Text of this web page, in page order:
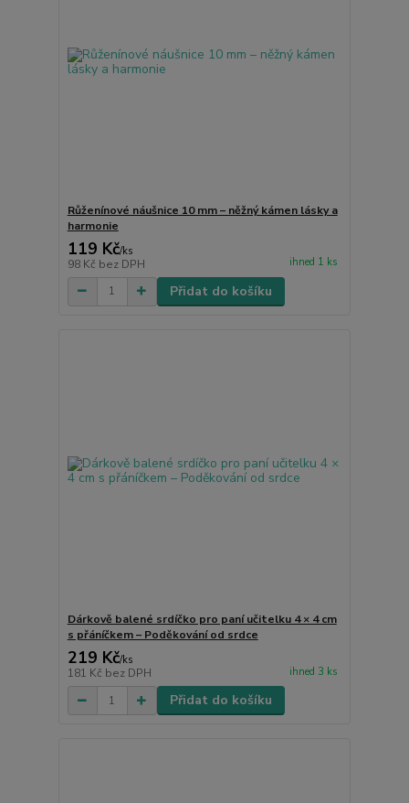
Růženínové náušnice 10 mm – něžný kámen lásky a
harmonie
119 Kč/ks
98 Kč bez DPH ihned 1 ks
Přidat do košíku
Dárkově balené srdíčko pro paní učitelku 4 × 4 cm
s přáníčkem – Poděkování od srdce
219 Kč/ks
181 Kč bez DPH ihned 3 ks
Přidat do košíku